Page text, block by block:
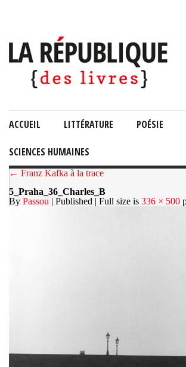
ACCUEIL LITTÉRATURE POÉSIE
SCIENCES HUMAINES
← Franz Kafka à la trace
5_Praha_36_Charles_B
By Passou | Published | Full size is 336 × 500